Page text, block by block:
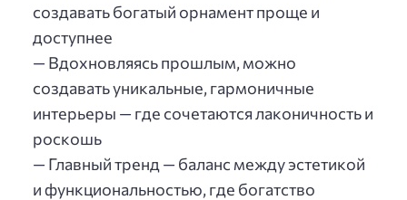
создавать богатый орнамент проще и
доступнее
— Вдохновляясь прошлым, можно
создавать уникальные, гармоничные
интерьеры — где сочетаются лаконичность и
роскошь
— Главный тренд — баланс между эстетикой
и функциональностью, где богатство